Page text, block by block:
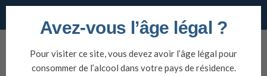
Avez-vous l’âge légal ?
Pour visiter ce site, vous devez avoir l’âge légal pour
consommer de l’alcool dans votre pays de résidence.